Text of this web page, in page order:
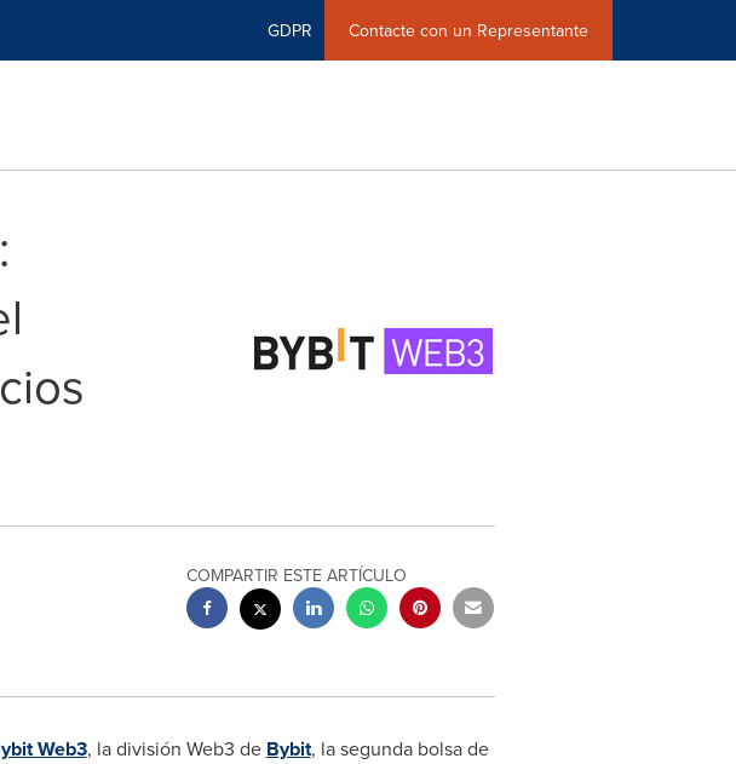
GDPR Contacte con un Representante
COMPARTIR ESTE ARTÍCULO
Web3, la división Web3 de Bybit, la segunda bolsa de